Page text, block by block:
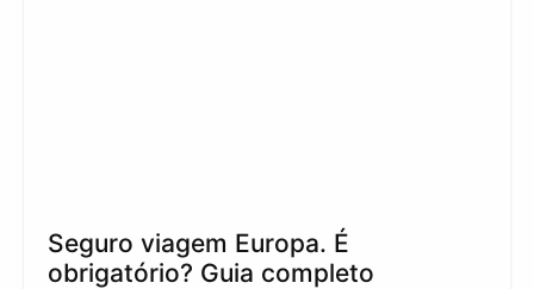
Seguro viagem Europa. É
obrigatório? Guia completo